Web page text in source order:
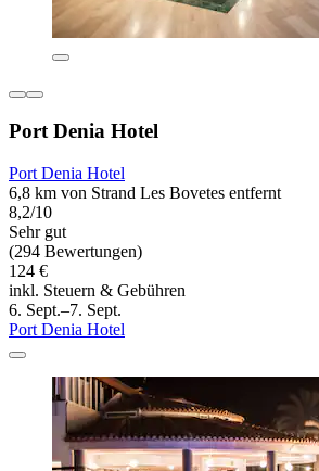
Port Denia Hotel
Port Denia Hotel
6,8 km von Strand Les Bovetes entfernt
8,2/10
Sehr gut
(294 Bewertungen)
124 €
inkl. Steuern & Gebühren
6. Sept.–7. Sept.
Port Denia Hotel